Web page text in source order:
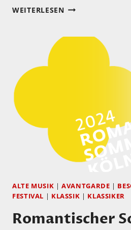
WEITERLESENJAZZFESTIVAL
ALTE MUSIK |AVANTGARDE |
FESTIVAL | KLASSIK | KLASSIKER
Romantischer